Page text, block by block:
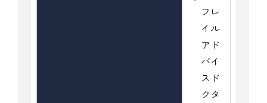
フレ
イル
アド
バイ
スド
クタ